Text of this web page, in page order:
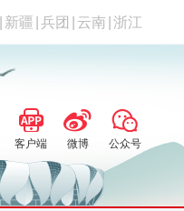
新疆 兵团 云南 浙江
客户端 微博 公众号